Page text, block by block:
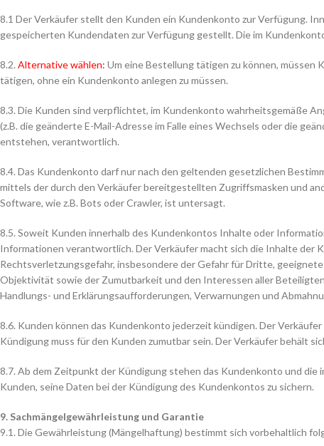
8.1 Der Verkäufer stellt den Kunden ein Kundenkonto zur Verfügung.
gespeicherten Kundendaten zur Verfügung gestellt. Die im
8.2. Alternative wählen: Um eine Bestellung tätigen zu können, müssen
tätigen, ohne ein Kundenkonto anlegen zu müssen.
8.3. Die Kunden sind verpflichtet, im Kundenkonto wahrheitsgemäße
(z.B. die geänderte E-Mail-Adresse im Falle eines Wechsels oder die
entstehen, verantwortlich.
8.4. Das Kundenkonto darf nur nach den geltenden gesetzlichen
mittels der durch den Verkäufer bereitgestellten Zugriffsmasken und
Software, wie z.B. Bots oder Crawler, ist untersagt.
8.5. Soweit Kunden innerhalb des Kundenkontos Inhalte oder
Informationen verantwortlich. Der Verkäufer macht sich die Inhalte der
Rechtsverletzungsgefahr, insbesondere der Gefahr für Dritte,
Objektivität sowie der Zumutbarkeit und den Interessen aller
Handlungs- und Erklärungsaufforderungen, Verwarnungen und
8.6. Kunden können das Kundenkonto jederzeit kündigen. Der
Kündigung muss für den Kunden zumutbar sein. Der Verkäufer behält
8.7. Ab dem Zeitpunkt der Kündigung stehen das Kundenkonto und
Kunden, seine Daten bei der Kündigung des Kundenkontos zu sichern.
9. Sachmängelgewährleistung und Garantie
9.1. Die Gewährleistung (Mängelhaftung) bestimmt sich vorbehaltlich